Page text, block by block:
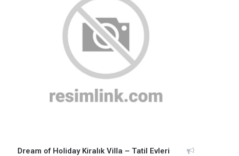
Dream of Holiday Kiralık Villa – Tatil Evleri